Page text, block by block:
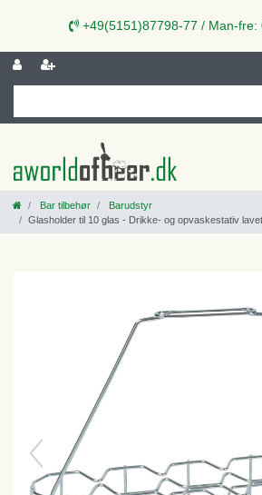
+49(5151)87798-77 / Man-fre:
Bar tilbehør
Barudstyr
Glasholder til 10 glas - Drikke- og opvaskestativ